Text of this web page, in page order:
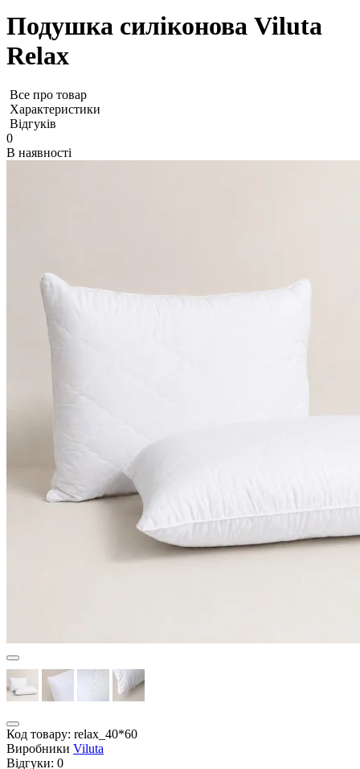
Подушка силіконова Viluta
Relax
Все про товар
Характеристики
Відгуків
0
В наявності
Код товару: relax_40*60
Виробники Viluta
Відгуки: 0